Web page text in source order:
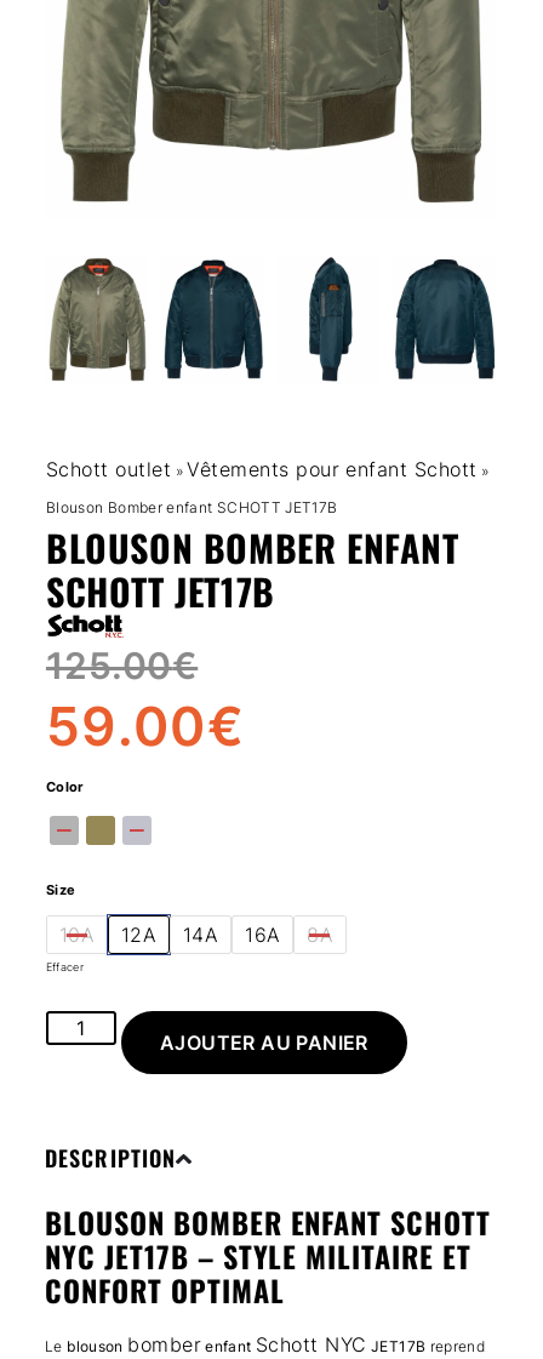
Schott outlet »Vêtements pour enfant Schott »
Blouson Bomber enfant SCHOTT JET17B
BLOUSON BOMBER ENFANT
SCHOTT JET17B
125.00€
59.00€
Color
Size
10A 12A 14A 16A 8A
Effacer
AJOUTER AU PANIER
DESCRIPTION
BLOUSON BOMBER ENFANT SCHOTT
NYC JET17B – STYLE MILITAIRE ET
CONFORT OPTIMAL
Le blouson bomber enfant Schott NYC JET17B reprend